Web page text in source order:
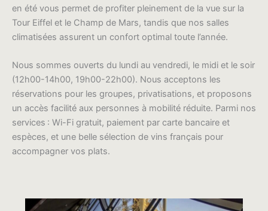
en été vous permet de profiter pleinement de la vue sur la
Tour Eiffel et le Champ de Mars, tandis que nos salles
climatisées assurent un confort optimal toute l’année.
Nous sommes ouverts du lundi au vendredi, le midi et le soir
(12h00-14h00, 19h00-22h00). Nous acceptons les
réservations pour les groupes, privatisations, et proposons
un accès facilité aux personnes à mobilité réduite. Parmi nos
services : Wi-Fi gratuit, paiement par carte bancaire et
espèces, et une belle sélection de vins français pour
accompagner vos plats.